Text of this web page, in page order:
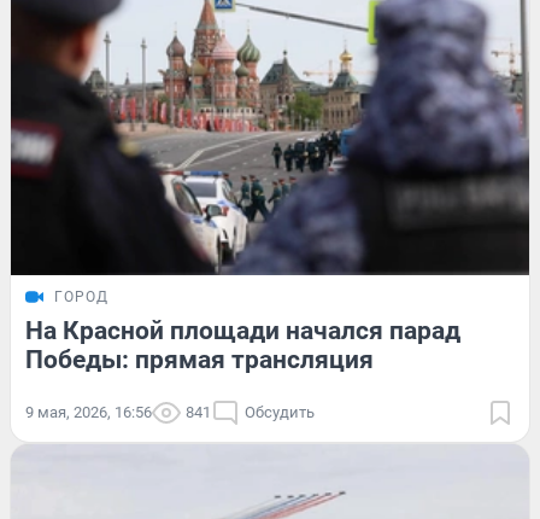
ГОРОД
На Красной площади начался парад
Победы: прямая трансляция
9 мая, 2026, 16:56 841 Обсудить